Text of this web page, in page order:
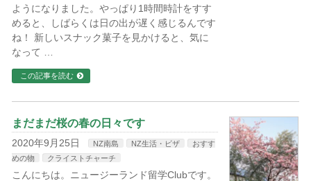
ようになりました。やっぱり1時間時計をすす
めると、しばらくは日の出が遅く感じるんです
ね！ 新しいスナック菓子を見かけると、気に
なって …
この記事を読む
まだまだ桜の春の日々です
2020年9月25日 NZ南島 NZ生活・ビザ
おすす
めの物
クライストチャーチ
こんにちは。ニュージーランド留学Clubです。